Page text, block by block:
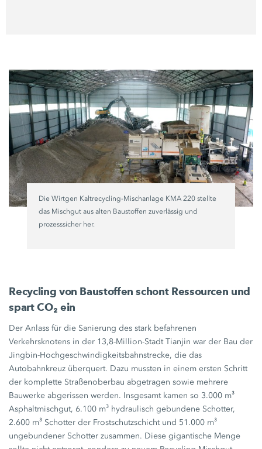
Die Wirtgen Kaltrecycling-Mischanlage KMA 220stellte
das Mischgut aus alten Baustoffen zuverlässig und
prozesssicher her.
Recycling von Baustoffen schont Ressourcen und
spart CO₂ ein
Der Anlass für die Sanierung des stark befahrenen
Verkehrsknotens in der 13,8-Million-Stadt Tianjin war der Bau der
Jingbin-Hochgeschwindigkeitsbahnstrecke, die das
Autobahnkreuz überquert. Dazu mussten in einem ersten Schritt
der komplette Straßenoberbau abgetragen sowie mehrere
Bauwerke abgerissen werden. Insgesamt kamen so 3.000 m³
Asphaltmischgut, 6.100 m³ hydraulisch gebundene Schotter,
2.600 m³ Schotter der Frostschutzschicht und 51.000 m³
ungebundener Schotter zusammen. Diese gigantische Menge